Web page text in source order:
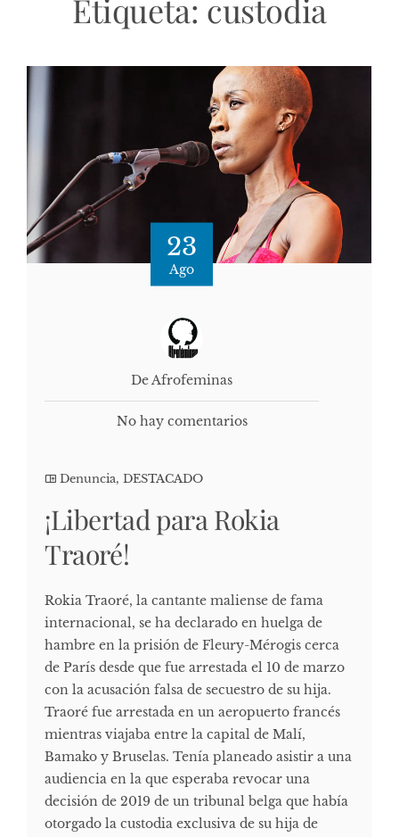
Etiqueta: custodia
23
Ago
De Afrofeminas
No hay comentarios
Denuncia, DESTACADO
¡Libertad para Rokia
Traoré!
Rokia Traoré, la cantante maliense de fama
internacional, se ha declarado en huelga de
hambre en la prisión de Fleury-Mérogis cerca
de París desde que fue arrestada el 10 de marzo
con la acusación falsa de secuestro de su hija.
Traoré fue arrestada en un aeropuerto francés
mientras viajaba entre la capital de Malí,
Bamako y Bruselas. Tenía planeado asistir a una
audiencia en la que esperaba revocar una
decisión de 2019 de un tribunal belga que había
otorgado la custodia exclusiva de su hija de